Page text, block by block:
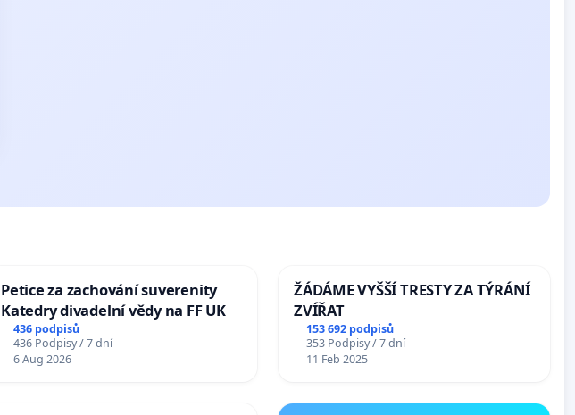
Petice za zachování suverenity
Katedry divadelní vědy na FF UK
436 podpisů
436 Podpisy / 7 dní
6 Aug 2026
ŽÁDÁME VYŠŠÍ TRESTY ZA TÝRÁNÍ
ZVÍŘAT
153 692 podpisů
353 Podpisy / 7 dní
11 Feb 2025